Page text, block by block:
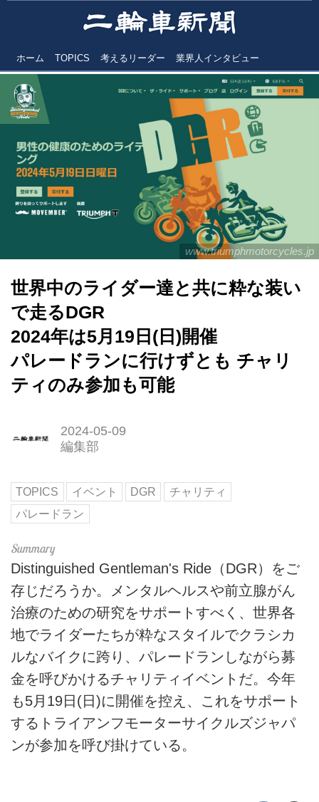
ホーム TOPICS 考えるリーダー 業界人インタビュー
www.triumphmotorcycles.jp
世界中のライダー達と共に粋な装い
で走るDGR
2024年は5月19日(日)開催
パレードランに行けずとも チャリ
ティのみ参加も可能
2024-05-09
編集部
TOPICS イベント DGR
チャリティ
パレードラン
Distinguished Gentleman's Ride（DGR）をご
存じだろうか。メンタルヘルスや前立腺がん
治療のための研究をサポートすべく、世界各
地でライダーたちが粋なスタイルでクラシカ
ルなバイクに跨り、パレードランしながら募
金を呼びかけるチャリティイベントだ。今年
も5月19日(日)に開催を控え、これをサポート
するトライアンフモーターサイクルズジャパ
ンが参加を呼び掛けている。